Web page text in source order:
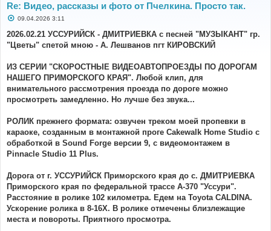
Re: Видео, рассказы и фото от Пчелкина. Просто так.
С
о
б
щ
и
е
09.04.2026 3:11
2026.02.21 УССУРИЙСК - ДМИТРИЕВКА с песней "МУЗЫКАНТ" гр.
"Цветы" спетой мною - А. Лешванов пгт КИРОВСКИЙ
ИЗ СЕРИИ "СКОРОСТНЫЕ ВИДЕОАВТОПРОЕЗДЫ ПО ДОРОГАМ
НАШЕГО ПРИМОРСКОГО КРАЯ". Любой клип, для
внимательного рассмотрения проезда по дороге можно
просмотреть замедленно. Но лучше без звука...
РОЛИК прежнего формата: озвучен треком моей пропевки в
караоке, созданным в монтажной проге Cakewalk Home Studio с
обработкой в Sound Forge версии 9, с видеомонтажем в
Pinnacle Studio 11 Plus.
Дорога от г. УССУРИЙСК Приморского края до с. ДМИТРИЕВКА
Приморского края по федеральной трассе А-370 "Уссури".
Расстояние в ролике 102 километра. Едем на Toyota CALDINA.
Ускорение ролика в 8-16Х. В ролике отмечены близлежащие
места и повороты. Приятного просмотра.